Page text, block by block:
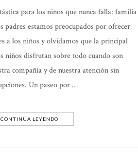
para los niños que nunca falla: familia
padres estamos preocupados por ofrecer
a los niños y olvidamos que la principal
niños disfrutan sobre todo cuando son
compañía y de nuestra atención sin
Un paseo por …
CONTINÚA LEYENDO